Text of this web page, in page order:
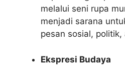
melalui seni rupa
menjadi sarana
pesan sosial,
Ekspresi Budaya